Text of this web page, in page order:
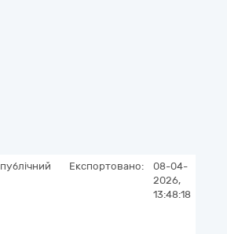
публічний Експортовано:
08-04-
2026,
13:48:18